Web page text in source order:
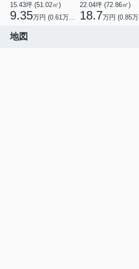
15.43坪 (51.02㎡)
9.35万円 (0.61万円/坪)
22.04坪 (72.86㎡)
18.7万円 (0.85万円/坪)
地図